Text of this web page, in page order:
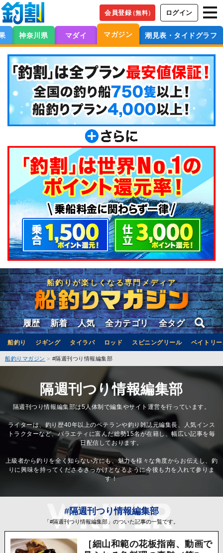
会員登録（無料） ログイン
神奈川県 マダイ マガジン 潮見表・タイドグラフ
船釣りが楽しくなる専門メディア
履歴 新着 人気 全カテゴリ 全タグ
船釣り ジギング タイラバ ロッド スピニングリール ベイトリ
船釣りマガジン #隔週刊つり情報編集部
隔週刊つり情報編集部
隔週刊つり情報編集部は5人体制で編集やサイト運営を行っています。
ライターは、釣り歴40年以上のベテランや釣り雑誌元編集長、人気インス
トラクターなど、バラエティに富んだ総勢15名が在籍し、幅広い記事を毎
日配信しております。
上級者から釣りを全く知らない方にも、魅力を様々な角度からお伝えし、釣
りに興味を持ってくださるきっかけとなるように今後も力を入れて参りま
す！
#隔週刊つり情報編集部
「#隔週刊つり情報編集部」のついた記事の一覧です。
［細山和範の花板指南、動画で